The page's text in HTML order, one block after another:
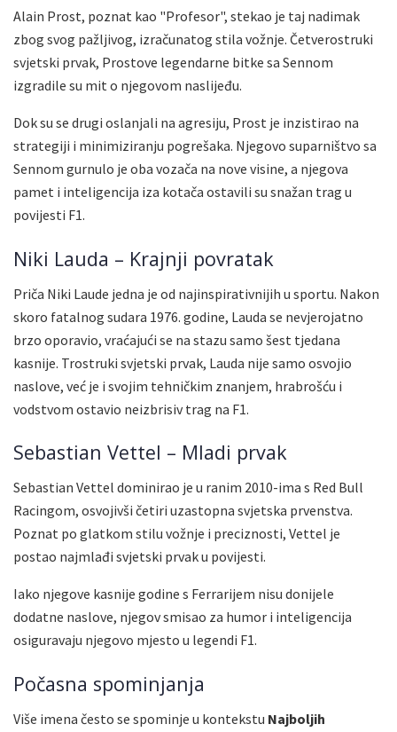
Alain Prost, poznat kao "Profesor", stekao je taj nadimak
zbog svog pažljivog, izračunatog stila vožnje. Četverostruki
svjetski prvak, Prostove legendarne bitke sa Sennom
izgradile su mit o njegovom naslijeđu.
Dok su se drugi oslanjali na agresiju, Prost je inzistirao na
strategiji i minimiziranju pogrešaka. Njegovo suparništvo sa
Sennom gurnulo je oba vozača na nove visine, a njegova
pamet i inteligencija iza kotača ostavili su snažan trag u
povijesti F1.
Niki Lauda – Krajnji povratak
Priča Niki Laude jedna je od najinspirativnijih u sportu. Nakon
skoro fatalnog sudara 1976. godine, Lauda se nevjerojatno
brzo oporavio, vraćajući se na stazu samo šest tjedana
kasnije. Trostruki svjetski prvak, Lauda nije samo osvojio
naslove, već je i svojim tehničkim znanjem, hrabrošću i
vodstvom ostavio neizbrisiv trag na F1.
Sebastian Vettel – Mladi prvak
Sebastian Vettel dominirao je u ranim 2010-ima s Red Bull
Racingom, osvojivši četiri uzastopna svjetska prvenstva.
Poznat po glatkom stilu vožnje i preciznosti, Vettel je
postao najmlađi svjetski prvak u povijesti.
Iako njegove kasnije godine s Ferrarijem nisu donijele
dodatne naslove, njegov smisao za humor i inteligencija
osiguravaju njegovo mjesto u legendi F1.
Počasna spominjanja
Više imena često se spominje u kontekstu Najboljih